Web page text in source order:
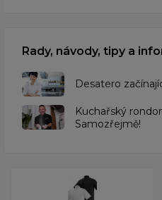
Rady, návody, tipy a
Desatero
Kuchařský
Samozřejmě!